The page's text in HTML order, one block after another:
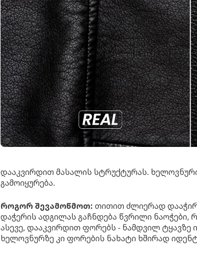
დააკვირდით მასალის სტრუქტურას.
გამოიყურება.
როგორ შევამოწმოთ: თითით ძლიერად
დაჭერის ადგილას გაჩნდება წვრილი ნაოჭები,
ასევე, დააკვირდით ფორებს - ნამდვილ ტყავზე
ხელოვნურზე კი ფორების ნახატი ხშირად